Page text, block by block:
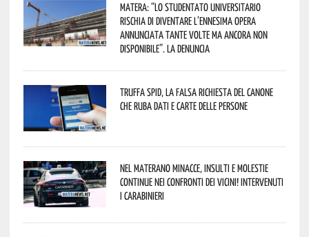
Matera: “Lo studentato universitario
rischia di diventare l’ennesima opera
annunciata tante volte ma ancora non
disponibile”. La denuncia
Truffa Spid, la falsa richiesta del canone
che ruba dati e carte delle persone
Nel materano minacce, insulti e molestie
continue nei confronti dei vicini! Intervenuti
i Carabinieri